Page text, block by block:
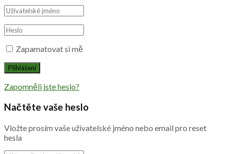
Zapamatovat si mě
Zapomněli jste heslo?
Načtěte vaše heslo
Vložte prosím vaše uživatelské jméno nebo email pro reset
hesla